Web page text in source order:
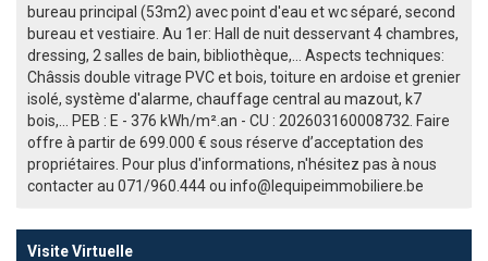
bureau principal (53m2) avec point d'eau et wc séparé, second
bureau et vestiaire. Au 1er: Hall de nuit desservant 4 chambres,
dressing, 2 salles de bain, bibliothèque,... Aspects techniques:
Châssis double vitrage PVC et bois, toiture en ardoise et grenier
isolé, système d'alarme, chauffage central au mazout, k7
bois,... PEB : E - 376 kWh/m².an - CU : 202603160008732. Faire
offre à partir de 699.000 € sous réserve d’acceptation des
propriétaires. Pour plus d'informations, n'hésitez pas à nous
contacter au 071/960.444 ou info@lequipeimmobiliere.be
Visite Virtuelle